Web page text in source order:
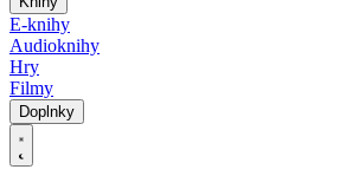
E-knihy
Audioknihy
Hry
Filmy
Doplnky